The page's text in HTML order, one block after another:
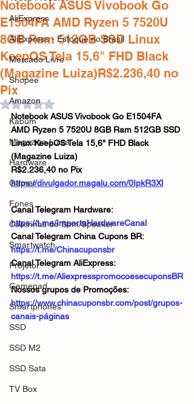
AliExpress
AliExpress - Estoque no Brasil
Mercado Livre
Shopee
Amazon
Kabum
Magazine Luiza
Hardware
Gamer
Fones
Caixinhas de Som/Speaker
Smartwatch
Projetor
Gamepad
Smartphones
SSD
SSD M2
SSD Sata
TV Box
Notebook ASUS Vivobook Go
E1504FA AMD Ryzen 5 7520U
8GB Ram 512GB SSD Linux
KeepOS Tela 15,6" FHD Black
(Magazine Luiza)R$2.236,40 no
Pix
Avaliado com NaN de 5 estrelas.
Notebook ASUS Vivobook Go E1504FA
AMD Ryzen 5 7520U 8GB Ram 512GB SSD
Linux KeepOS Tela 15,6" FHD Black
(Magazine Luiza)
R$2.236,40 no Pix
https://divulgador.magalu.com/0IpkR3Xl
Canal Telegram Hardware:
https://t.me/ImportaHardwareCanal
Canal Telegram China Cupons BR:
https://t.me/Chinacuponsbr
Canal Telegram AliExpress:
https://t.me/AliexpresspromocoesecuponsBR
Nossos grupos de Promoções:
https://www.chinacuponsbr.com/post/grupos-
canais-páginas